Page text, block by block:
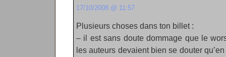
17/10/2008 @ 11:57
Plusieurs choses dans ton billet :
– il est sans doute dommage que le
les auteurs devaient bien se douter